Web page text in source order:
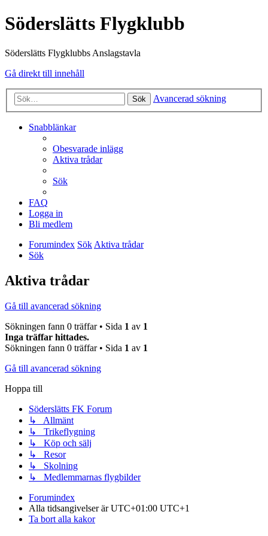
Söderslätts Flygklubb
Söderslätts Flygklubbs Anslagstavla
Gå direkt till innehåll
Sök Avancerad sökning
Snabblänkar
Obesvarade inlägg
Aktiva trådar
Sök
FAQ
Logga in
Bli medlem
Forumindex SökAktiva trådar
Sök
Aktiva trådar
Gå till avancerad sökning
Sökningen fann 0 träffar • Sida 1 av 1
Inga träffar hittades.
Sökningen fann 0 träffar • Sida 1 av 1
Gå till avancerad sökning
Hoppa till
Söderslätts FK Forum
↳ Allmänt
↳ Trikeflygning
↳ Köp och sälj
↳ Resor
↳ Skolning
↳ Medlemmarnas flygbilder
Forumindex
Alla tidsangivelser är UTC+01:00 UTC+1
Ta bort alla kakor